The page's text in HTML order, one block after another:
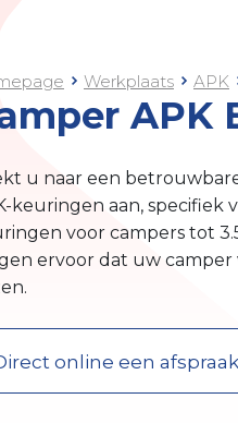
Werkplaats APK
APK
u naar een
keuringen aan, specifiek
voor campers tot
ervoor dat uw
online een